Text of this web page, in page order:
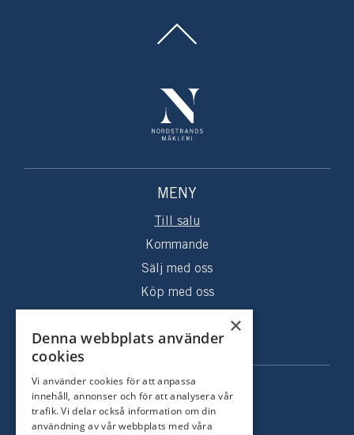
MENY
Till salu
Kommande
Sälj med oss
Köp med oss
Om oss
KONTAKT
Strandvägen 67
×
Denna webbplats använder
cookies
Vi använder cookies för att anpassa
innehåll, annonser och för att analysera vår
trafik. Vi delar också information om din
användning av vår webbplats med våra